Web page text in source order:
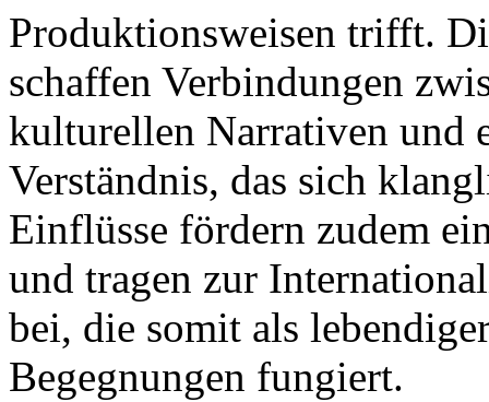
Produktionsweisen trifft.
schaffen Verbindungen
kulturellen Narrativen und
Verständnis, das sich
Einflüsse fördern zudem
und tragen zur
bei, die somit als
Begegnungen fungiert.